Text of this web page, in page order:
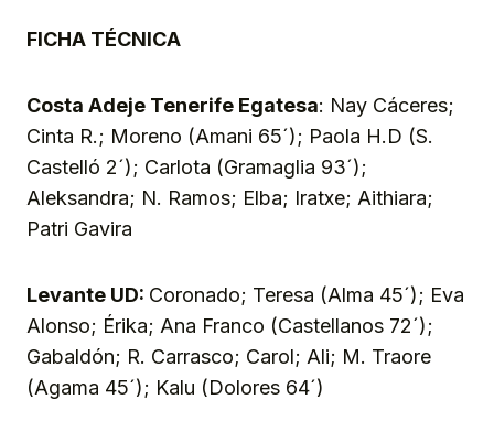
FICHA TÉCNICA
Costa Adeje Tenerife Egatesa: Nay Cáceres;
Cinta R.; Moreno (Amani 65´); Paola H.D (S.
Castelló 2´); Carlota (Gramaglia 93´);
Aleksandra; N. Ramos; Elba; Iratxe; Aithiara;
Patri Gavira
Levante UD: Coronado; Teresa (Alma 45´); Eva
Alonso; Érika; Ana Franco (Castellanos 72´);
Gabaldón; R. Carrasco; Carol; Ali; M. Traore
(Agama 45´); Kalu (Dolores 64´)